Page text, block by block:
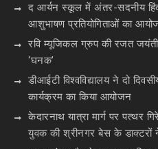
द आर्यन स्कूल में अंतर-सदनीय
आशुभाषण प्रतियोगिताओं का
रवि म्यूजिकल ग्रुप की रजत
‘घनक’
डीआईटी विश्वविद्यालय ने दो
कार्यक्रम का किया आयोजन
केदारनाथ यात्रा मार्ग पर पत्थर
युवक की श्रीनगर बेस के डाक्टरों